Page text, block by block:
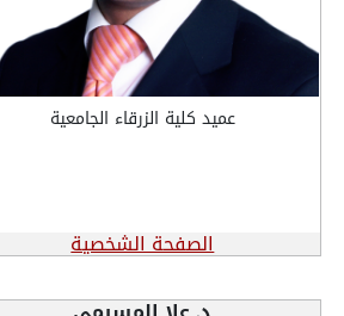
عميد كلية الزرقاء الجامعية
الصفحة الشخصية